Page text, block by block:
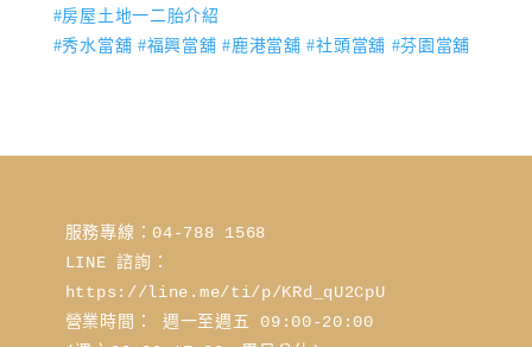
#房屋土地一二胎介紹
#秀水當舖 #福興當舖 #鹿港當舖 #社頭當舖 #芬園當舖
服務專線：04-788 1568
https://line.me/ti/p/KRd_qU2CpU
營業時間： 週一至週五 09:00-20:00